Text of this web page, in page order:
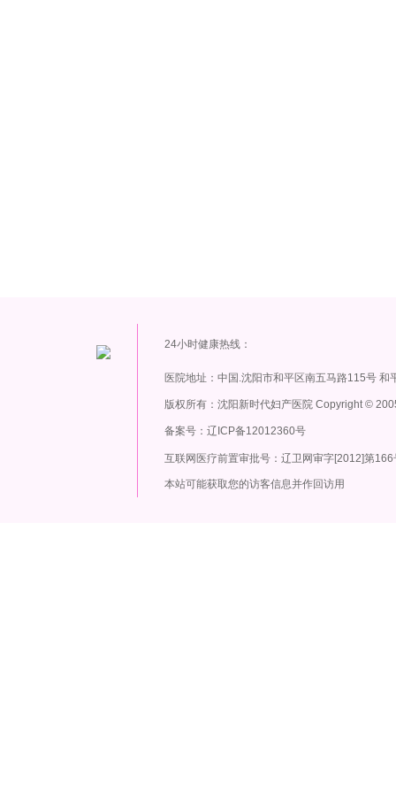
24小时健康热线：
医院地址：中国.沈阳市和平区南五马路115号 和
版权所有：沈阳新时代妇产医院 Copyright©
备案号：辽ICP备12012360号
互联网医疗前置审批号：辽卫网审字[2012]第166
本站可能获取您的访客信息并作回访用